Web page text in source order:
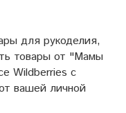
для рукоделия,
товары от "Мамы
Wildberries с
вашей личной